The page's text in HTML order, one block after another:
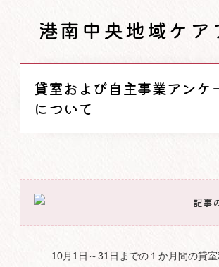
港南中央地域ケア
貸室および自主事業アンケ
について
10月1日～31日までの１か月間の貸室